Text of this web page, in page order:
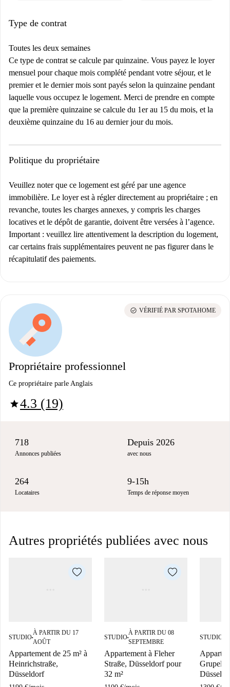
Type de contrat
Toutes les deux semaines
Ce type de contrat se calcule par quinzaine. Vous payez le loyer
mensuel pour chaque mois complété pendant votre séjour, et le
premier et le dernier mois sont payés selon la quinzaine pendant
laquelle vous occupez le logement. Merci de prendre en compte
que la première quinzaine se calcule du 1er au 15 du mois, et la
deuxième quinzaine du 16 au dernier jour du mois.
Politique du propriétaire
Veuillez noter que ce logement est géré par une agence
immobilière. Le loyer est à régler directement au propriétaire ; en
revanche, toutes les charges annexes, y compris les charges
locatives et le dépôt de garantie, doivent être versées à l’agence.
Important : veuillez lire attentivement la description du logement,
car certains frais supplémentaires peuvent ne pas figurer dans le
récapitulatif des paiements.
Propriétaire professionnel
Ce propriétaire parle Anglais
star4.3 (19)
check_circle VÉRIFIÉ PAR SPOTAHOME
718
Annonces publiées
Depuis 2026
avec nous
264
Locataires
9-15h
Temps de réponse moyen
Autres propriétés publiées avec nous
STUDIO■
À PARTIR DU 17
AOÛT
Appartement de 25 m² à
Heinrichstraße,
Düsseldorf
STUDIO■
À PARTIR DU 08
SEPTEMBRE
Appartement à Fleher
Straße, Düsseldorf pour
32 m²
STUDIO